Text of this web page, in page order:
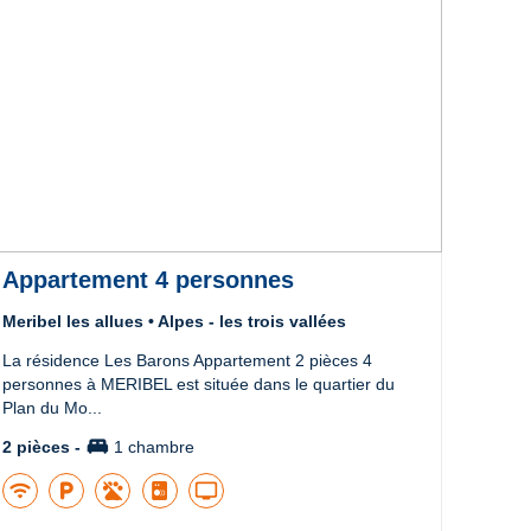
Appartement 4 personnes
Meribel les allues • Alpes - les trois vallées
La résidence Les Barons Appartement 2 pièces 4
personnes à MERIBEL est située dans le quartier du
Plan du Mo...
2 pièces - king_bed 1 chambre
wifi local_parking tv